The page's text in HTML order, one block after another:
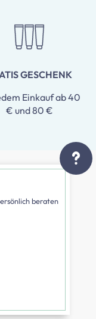
GESCHENK
Einkauf ab 40
€ und 80 €
beraten